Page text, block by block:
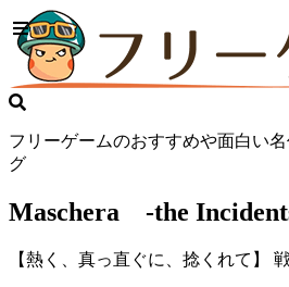
フリーゲームのおすすめや面白い
グ
Maschera -the
【熱く、真っ直ぐに、捻くれて】